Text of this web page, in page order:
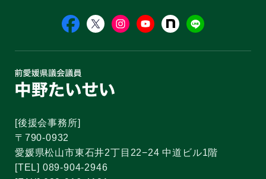
[後援会事務所]
〒790-0932
愛媛県松山市東石井2丁目22−24 中道ビル1階
[TEL] 089-904-2946